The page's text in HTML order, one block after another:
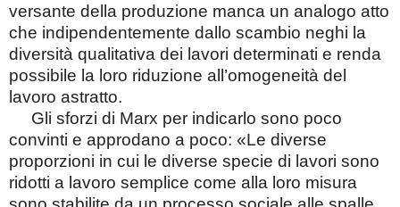
versante della produzione manca un analogo atto
che indipendentemente dallo scambio neghi la
diversità qualitativa dei lavori determinati e renda
possibile la loro riduzione all’omogeneità del
lavoro astratto.
Gli sforzi di Marx per indicarlo sono poco
convinti e approdano a poco: «Le diverse
proporzioni in cui le diverse specie di lavori sono
ridotti a lavoro semplice come alla loro misura